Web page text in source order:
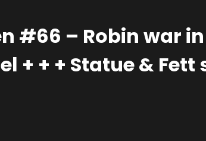
#66 – Robin war
+ + + Statue & Fett